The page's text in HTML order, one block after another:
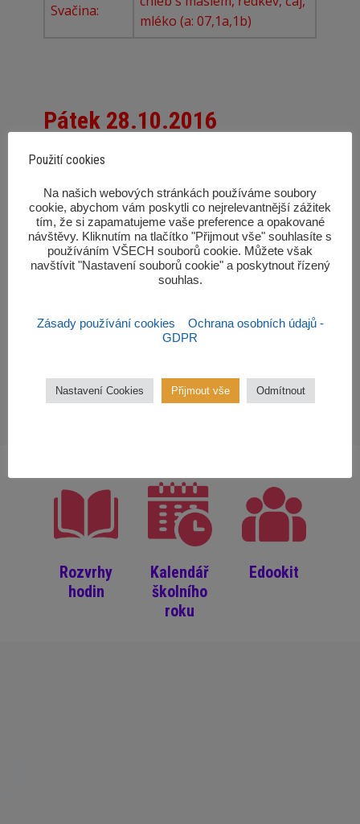
Svačina:
mléko (a: 07,1a,1b)
Pátek 28.10.2016
Přesnídávka:
Polévka:
Oběd:
Svačina:
Rozvrhy
hodin
Kalendář
školního
roku
Edookit
Použití cookies
‎Na našich webových stránkách používáme soubory
cookie, abychom vám poskytli co nejrelevantnější zážitek
tím, že si zapamatujeme vaše preference a opakované
návštěvy. Kliknutím na tlačítko "Přijmout vše" souhlasíte s
používáním VŠECH souborů cookie. Můžete však
navštívit "Nastavení souborů cookie" a poskytnout řízený
souhlas.‎
Zásady používání cookies
Ochrana osobních údajů -
GDPR
Nastavení Cookies Přijmout vše Odmítnout